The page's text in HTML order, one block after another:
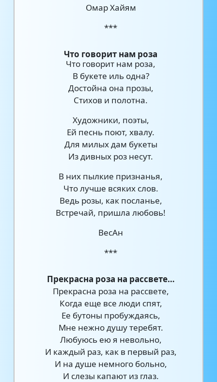
Омар Хайям
***
Что говорит нам роза
Что говорит нам роза,
В букете иль одна?
Достойна она прозы,
Стихов и полотна.
Художники, поэты,
Ей песнь поют, хвалу.
Для милых дам букеты
Из дивных роз несут.
В них пылкие признанья,
Что лучше всяких слов.
Ведь розы, как посланье,
Встречай, пришла любовь!
ВесАн
***
Прекрасна роза на рассвете…
Прекрасна роза на рассвете,
Когда еще все люди спят,
Ее бутоны пробуждаясь,
Мне нежно душу теребят.
Любуюсь ею я невольно,
И каждый раз, как в первый раз,
И на душе немного больно,
И слезы капают из глаз.